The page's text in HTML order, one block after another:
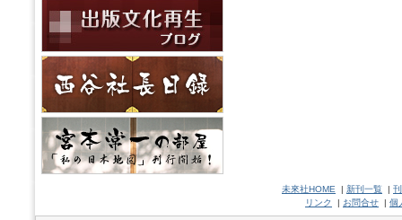
未來社HOME | 新刊一覧 |
リンク
| お問合せ | 個